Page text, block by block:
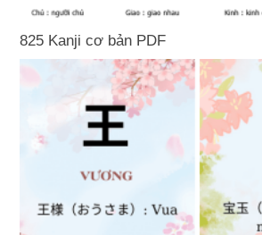
825 Kanji cơ bản PDF